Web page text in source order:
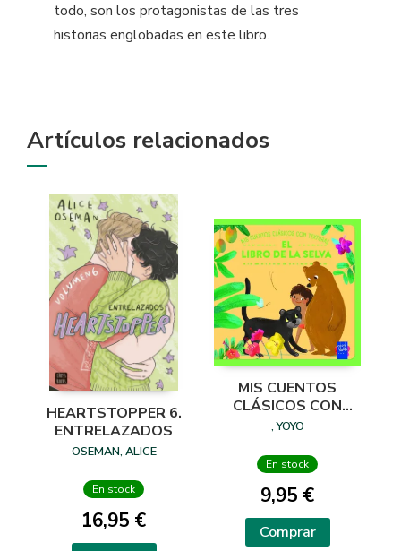
todo, son los protagonistas de las tres
historias englobadas en este libro.
Artículos relacionados
HEARTSTOPPER 6.
ENTRELAZADOS
OSEMAN, ALICE
En stock
16,95 €
MIS CUENTOS
CLÁSICOS CON
TEXTURAS. EL
, YOYO
En stock
9,95 €
Comprar